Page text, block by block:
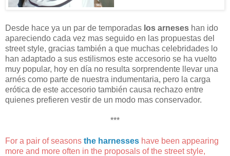
Desde hace ya un par de temporadas los arneses han ido
apareciendo cada vez mas seguido en las propuestas del
street style, gracias también a que muchas celebridades lo
han adaptado a sus estilismos este accesorio se ha vuelto
muy popular, hoy en día no resulta sorprendente llevar una
arnés como parte de nuestra indumentaria, pero la carga
erótica de este accesorio también causa rechazo entre
quienes prefieren vestir de un modo mas conservador.
***
For a pair of seasons the harnesses have been appearing
more and more often in the proposals of the street style,